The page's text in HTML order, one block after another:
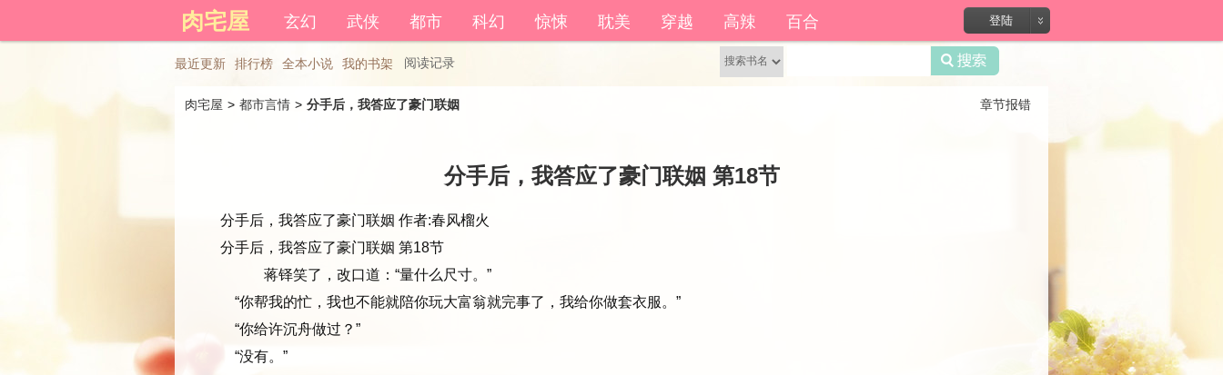
登陆
肉宅屋 玄幻 武侠 都市 科幻 惊悚 耽美 穿越 高辣 百合
还没有账号？
立即注册
最近更新 排行榜 全本小说 我的书架 阅读记录
肉宅屋 > 都市言情 > 分手后，我答应了豪门联姻 章节报错
分手后，我答应了豪门联姻 第18节
分手后，我答应了豪门联姻 作者:春风榴火
分手后，我答应了豪门联姻 第18节
蒋铎笑了，改口道：“量什么尺寸。”
“你帮我的忙，我也不能就陪你玩大富翁就完事了，我给你做套衣服。”
“你给许沉舟做过？”
“没有。”